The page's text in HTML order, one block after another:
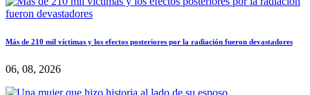
Más de 210 mil víctimas y los efectos posteriores por la radiación fueron devastadores
06, 08, 2026